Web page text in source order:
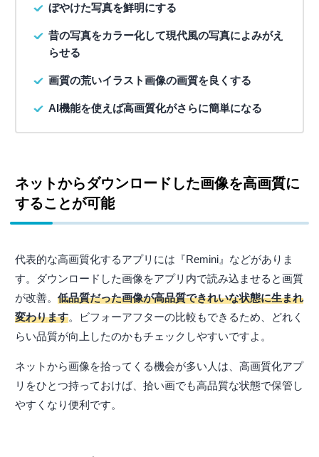
ぼやけた写真を鮮明にする
昔の写真をカラー化して現代風の写真によみがえ
らせる
画質の荒いイラスト画像の画質を良くする
AI機能を使えば高画質化がさらに簡単になる
ネットからダウンロードした画像を高画質に
することが可能
代表的な高画質化するアプリには『Remini』などがありま
す。ダウンロードした画像をアプリ内で読み込ませると画質
が改善。 低品質だった画像が高品質できれいな状態に生まれ
変わります。ビフォーアフターの比較もできるため、どれく
らい品質が向上したのかもチェックしやすいですよ。
ネットから画像を拾ってくる機会が多い人は、高画質化アプ
リをひとつ持っておけば、拾い画でも高品質な状態で保管し
やすくなり便利です。